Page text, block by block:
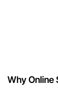
Why Online